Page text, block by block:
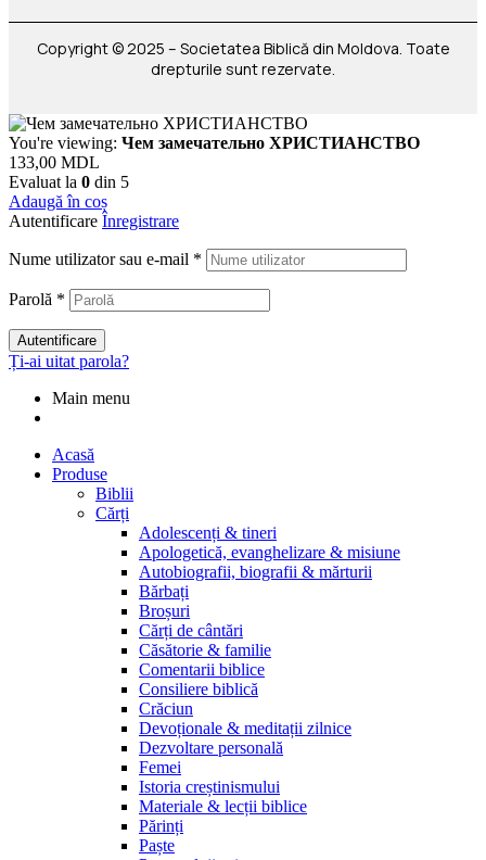
Copyright © 2025 – Societatea Biblică din Moldova. Toate
drepturile sunt rezervate.
You're viewing: Чем замечательно ХРИСТИАНСТВО
133,00 MDL
Evaluat la 0 din 5
Adaugă în coș
Autentificare Înregistrare
Nume utilizator sau e-mail *
Parolă *
Autentificare
Ți-ai uitat parola?
Main menu
Acasă
Produse
Biblii
Cărți
Adolescenți & tineri
Apologetică, evanghelizare & misiune
Autobiografii, biografii & mărturii
Bărbați
Broșuri
Cărți de cântări
Căsătorie & familie
Comentarii biblice
Consiliere biblică
Crăciun
Devoționale & meditații zilnice
Dezvoltare personală
Femei
Istoria creștinismului
Materiale & lecții biblice
Părinți
Paște